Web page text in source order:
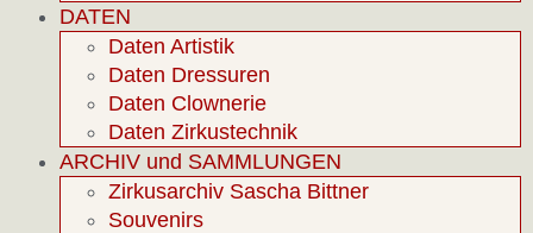
DATEN
Daten Artistik
Daten Dressuren
Daten Clownerie
Daten Zirkustechnik
ARCHIV und SAMMLUNGEN
Zirkusarchiv Sascha Bittner
Souvenirs